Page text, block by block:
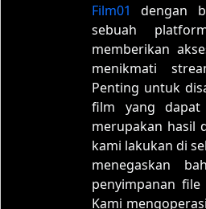
Film01
dengan
sebuah
memberikan
menikmati
Penting untuk
film yang
merupakan hasil
kami lakukan di
menegaskan
penyimpanan
Kami